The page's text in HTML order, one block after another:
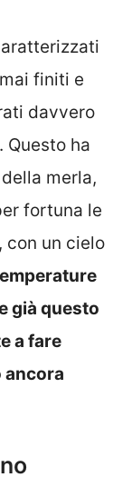
finiti e
davvero
Questo ha
merla,
fortuna le
con un cielo
già questo
a fare
ancora